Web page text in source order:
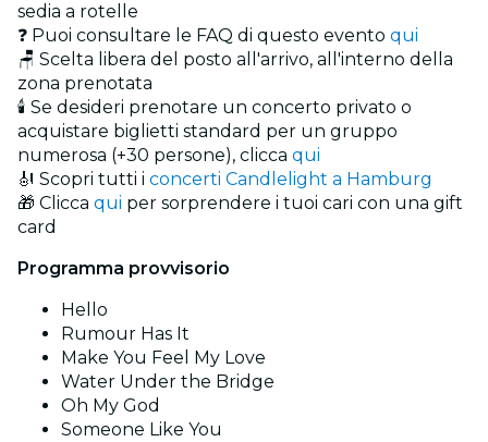
sedia a rotelle
❓ Puoi consultare le FAQ di questo evento qui
🪑 Scelta libera del posto all'arrivo, all'interno della
zona prenotata
🕯️ Se desideri prenotare un concerto privato o
acquistare biglietti standard per un gruppo
numerosa (+30 persone), clicca qui
🎻 Scopri tutti i concerti Candlelight a Hamburg
🎁 Clicca qui per sorprendere i tuoi cari con una gift
card
Programma provvisorio
Hello
Rumour Has It
Make You Feel My Love
Water Under the Bridge
Oh My God
Someone Like You